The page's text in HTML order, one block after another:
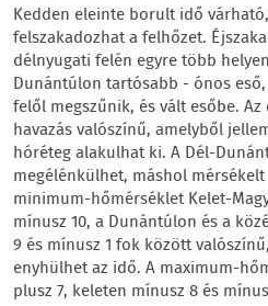
Kedden eleinte borult idő
felszakadozhat a felhőzet.
délnyugati felén egyre több
Dunántúlon tartósabb - ónos
felől megszűnik, és vált esőbe.
havazás valószínű, amelyből
hóréteg alakulhat ki. A Dél-
megélénkülhet, máshol
minimum-hőmérséklet Kelet-
mínusz 10, a Dunántúlon és a
9 és mínusz 1 fok között
enyhülhet az idő. A maximum-
plusz 7, keleten mínusz 8 és